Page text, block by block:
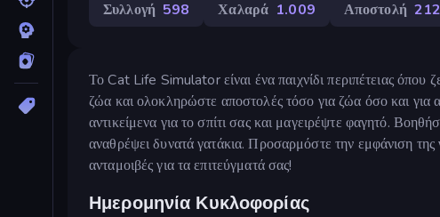
Συλλογή 598 Χαλαρά 1.009 Αποστολή 212
Το Cat Life Simulator είναι ένα παιχνίδι περιπέτειας όπου
ζώα και ολοκληρώστε αποστολές τόσο για ζώα όσο και για
αντικείμενα για το σπίτι σας και μαγειρέψτε φαγητό.
αναθρέψει δυνατά γατάκια. Προσαρμόστε την εμφάνιση της
ανταμοιβές για τα επιτεύγματά σας!
Ημερομηνία Κυκλοφορίας